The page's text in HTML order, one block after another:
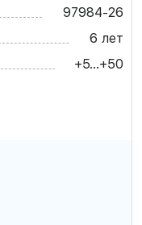
97984-26
6 лет
+5...+50